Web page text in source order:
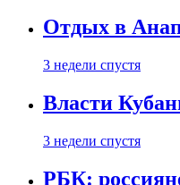
Отдых в
3 недели спустя
Власти
3 недели спустя
РБК: